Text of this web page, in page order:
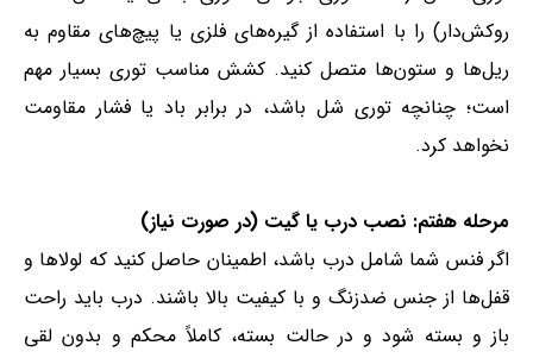
روکش‌دار) را با استفاده از گیره‌های فلزی یا پیچ‌های مقاوم به
ریل‌ها و ستون‌ها متصل کنید. کشش مناسب توری بسیار مهم
است؛ چنانچه توری شل باشد، در برابر باد یا فشار مقاومت
نخواهد کرد.
مرحله هفتم: نصب درب یا گیت (در صورت نیاز)
اگر فنس شما شامل درب باشد، اطمینان حاصل کنید که لولاها و
قفل‌ها از جنس ضدزنگ و با کیفیت بالا باشند. درب باید راحت
باز و بسته شود و در حالت بسته، کاملاً محکم و بدون لقی